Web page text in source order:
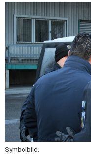
Symbolbild.